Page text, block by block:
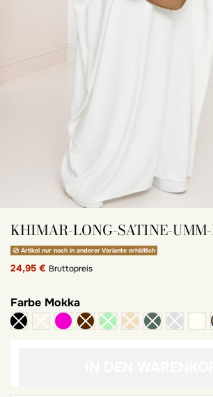
KHIMAR-LONG-SATINE-
Artikel nur noch in anderer Variante erhältlich
24,95 € Bruttopreis
Farbe Mokka
Violett